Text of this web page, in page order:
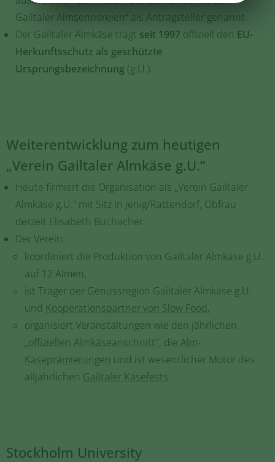
Gailtaler Almsennereien“ als Antragsteller genannt.
Der Gailtaler Almkäse trägt seit 1997 offiziell den EU-
Herkunftsschutz als geschützte
Ursprungsbezeichnung (g.U.).
Weiterentwicklung zum heutigen
„Verein Gailtaler Almkäse g.U.“
Heute firmiert die Organisation als „Verein Gailtaler
Almkäse g.U.“ mit Sitz in Jenig/Rattendorf, Obfrau
derzeit Elisabeth Buchacher.
Der Verein:
koordiniert die Produktion von Gailtaler Almkäse g.U.
auf 12 Almen,
ist Träger der Genussregion Gailtaler Almkäse g.U.
und Kooperationspartner von Slow Food,
organisiert Veranstaltungen wie den jährlichen
„offiziellen Almkäseanschnitt", die Alm-
Käseprämierungen und ist wesentlicher Motor des
alljährlichen Gailtaler Käsefests.
Stockholm University